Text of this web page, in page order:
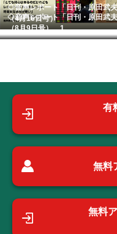
◇音声レポート「日刊・原田武
（4月16日号）
◇音声レポート「日刊・原田武
（8月9日号） 1...
有
無料
無料